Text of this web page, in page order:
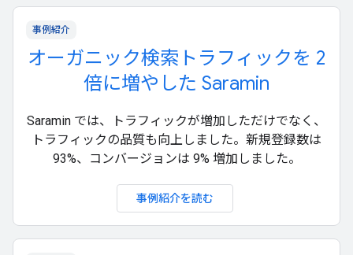
事例紹介
オーガニック検索トラフィックを 2
倍に増やした Saramin
Saramin では、トラフィックが増加しただけでなく、
トラフィックの品質も向上しました。新規登録数は
93%、コンバージョンは 9% 増加しました。
事例紹介を読む